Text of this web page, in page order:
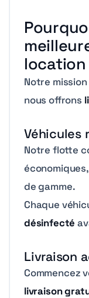
location
Notre
nous offrons
Véhicules
Notre flotte
de gamme.
Chaque
désinfecté
Livraison
Commencez
livraison